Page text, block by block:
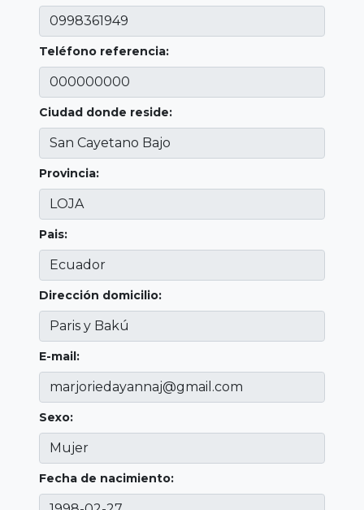
Teléfono referencia:
Ciudad donde reside:
Provincia:
Pais:
Dirección domicilio:
E-mail:
Sexo:
Fecha de nacimiento: